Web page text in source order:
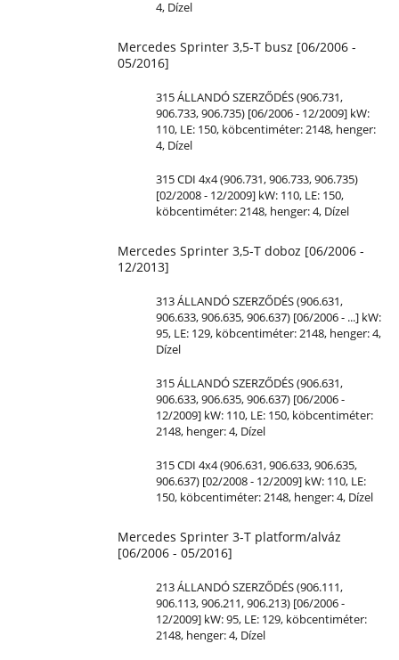
4, Dízel
Mercedes Sprinter 3,5-T busz [06/2006 -
05/2016]
315 ÁLLANDÓ SZERZŐDÉS (906.731,
906.733, 906.735) [06/2006 - 12/2009] kW:
110, LE: 150, köbcentiméter: 2148, henger:
4, Dízel
315 CDI 4x4 (906.731, 906.733, 906.735)
[02/2008 - 12/2009] kW: 110, LE: 150,
köbcentiméter: 2148, henger: 4, Dízel
Mercedes Sprinter 3,5-T doboz [06/2006 -
12/2013]
313 ÁLLANDÓ SZERZŐDÉS (906.631,
906.633, 906.635, 906.637) [06/2006 - ...] kW:
95, LE: 129, köbcentiméter: 2148, henger: 4,
Dízel
315 ÁLLANDÓ SZERZŐDÉS (906.631,
906.633, 906.635, 906.637) [06/2006 -
12/2009] kW: 110, LE: 150, köbcentiméter:
2148, henger: 4, Dízel
315 CDI 4x4 (906.631, 906.633, 906.635,
906.637) [02/2008 - 12/2009] kW: 110, LE:
150, köbcentiméter: 2148, henger: 4, Dízel
Mercedes Sprinter 3-T platform/alváz
[06/2006 - 05/2016]
213 ÁLLANDÓ SZERZŐDÉS (906.111,
906.113, 906.211, 906.213) [06/2006 -
12/2009] kW: 95, LE: 129, köbcentiméter:
2148, henger: 4, Dízel